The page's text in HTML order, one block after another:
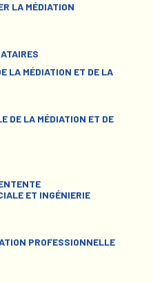
LA MÉDIATION
LA MÉDIATION ET DE LA
DE LA MÉDIATION ET DE
ET INGÉNIERIE
PROFESSIONNELLE